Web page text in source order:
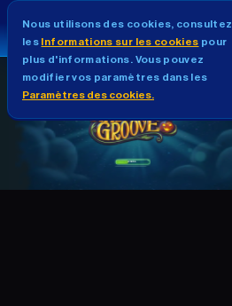
Nous utilisons des cookies, consultez
les Informations sur les cookies pour
plus d'informations. Vous pouvez
modifier vos paramètres dans les
Paramètres des cookies.